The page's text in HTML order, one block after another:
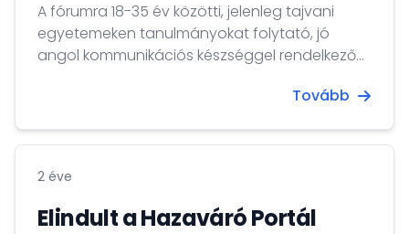
A fórumra 18-35 év közötti, jelenleg tajvani
egyetemeken tanulmányokat folytató, jó
angol kommunikációs készséggel rendelkező
információkért kattints a TOVÁBB gombra!
Tovább
2 éve
Elindult a Hazaváró Portál